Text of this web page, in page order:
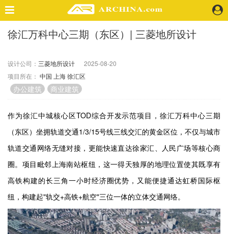
精选案例
景 观
室 内
视 频
头条资讯
业 界
机 构
人 物
地 产
快速搜索
企业招聘
徐汇万科中心三期（东区）| 三菱地所设计
设计公司： 三菱地所设计
2025-08-20
项目所在： 中国 上海徐汇区
办公建筑 商业建筑
作为徐汇中城核心区TOD综合开发示范项目，徐汇万科中心三期
（东区）坐拥轨道交通1/3/15号线三线交汇的黄金区位，不仅与城市
轨道交通网络无缝对接，更能快速直达徐家汇、人民广场等核心商
圈。项目毗邻上海南站枢纽，这一得天独厚的地理位置使其既享有
高铁构建的长三角一小时经济圈优势，又能便捷通达虹桥国际枢
纽，构建起"轨交+高铁+航空"三位一体的立体交通网络。